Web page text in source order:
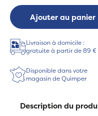
Ajouter au panier
Livraison à domicile :
gratuite à partir de 89
Disponible dans votre
magasin de Quimper
Description du